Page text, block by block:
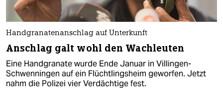
Handgranatenanschlag auf Unterkunft
Anschlag galt wohl den Wachleuten
Eine Handgranate wurde Ende Januar in Villingen-
Schwenningen auf ein Flüchtlingsheim geworfen. Jetzt
nahm die Polizei vier Verdächtige fest.